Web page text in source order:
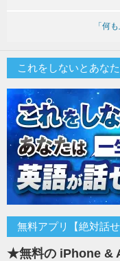
「何
これをしないとあな
無料アプリ【絶対話せ
★無料の iPhone &